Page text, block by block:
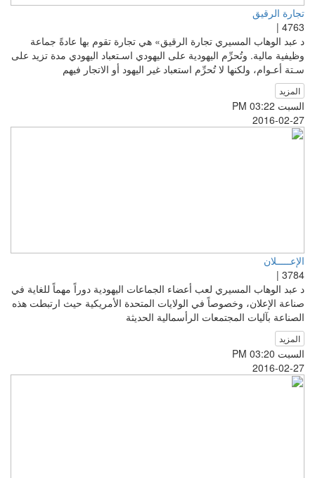
تجارة الرقيق
4763 |
د عبد الوهاب المسيري تجارة الرقيق» هي تجارة تقوم بها عادةً جماعة
وظيفية مالية. وتُحرِّم اليهودية على اليهودي اسـتعباد اليهودي مدة تزيد على
سـتة أعـوام، ولكنها لا تُحرِّم استعباد غير اليهود أو الاتجار فيهم
المزيد
السبت PM 03:22
2016-02-27
الإعـــــلان
3784 |
د عبد الوهاب المسيري لعب أعضاء الجماعات اليهودية دوراً مهماً للغاية في
صناعة الإعلان، وخصوصاً في الولايات المتحدة الأمريكية حيث ارتبطت هذه
الصناعة بآليات المجتمعات الرأسمالية الحديثة
المزيد
السبت PM 03:20
2016-02-27